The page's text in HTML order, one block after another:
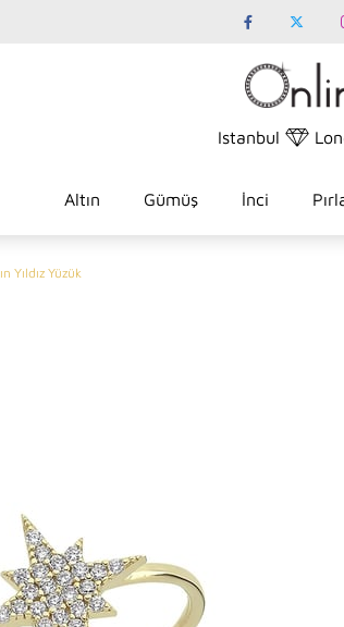
Istanbul
Altın Gümüş İnci
Yıldız Yüzük